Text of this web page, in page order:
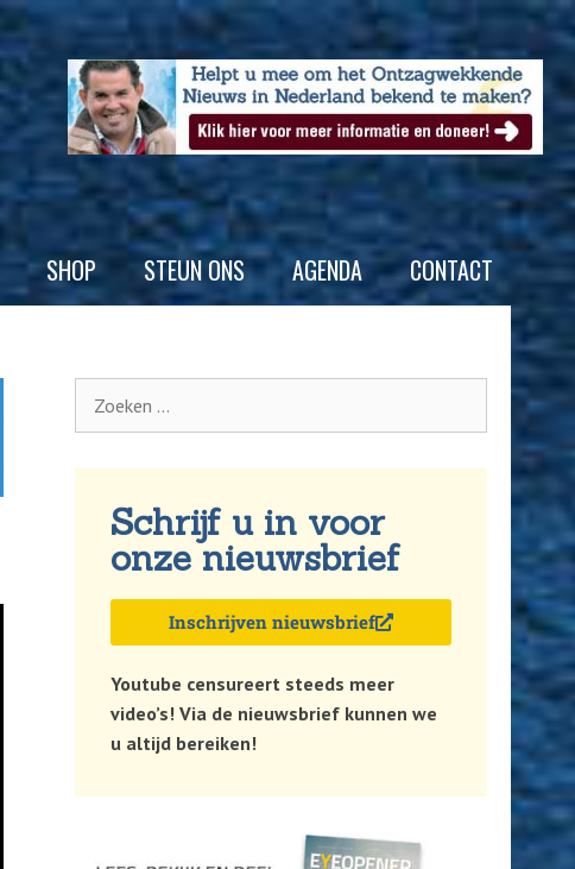
SHOP STEUN ONS AGENDA CONTACT
Schrijf u in voor
onze nieuwsbrief
Inschrijven nieuwsbrief
Youtube censureert steeds meer
video’s! Via de nieuwsbrief kunnen we
u altijd bereiken!